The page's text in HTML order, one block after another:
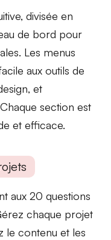
divisée en
de bord pour
Les menus
auxoutils de
, et
section est
et efficace.
aux 20 questions
chaque projet
le contenu et les